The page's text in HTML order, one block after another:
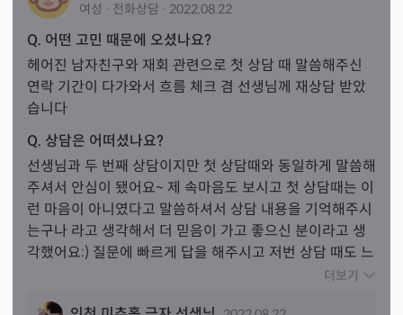
여성 · 전화상담 · 2022.08.22
Q. 어떤 고민 때문에 오셨나요?
헤어진 남자친구와 재회 관련으로 첫 상담 때 말씀해주신
연락 기간이 다가와서 흐름 체크 겸 선생님께 재상담 받았
습니다
Q. 상담은 어떠셨나요?
선생님과 두 번째 상담이지만 첫 상담때와 동일하게 말씀해
주셔서 안심이 됐어요~ 제 속마음도 보시고 첫 상담때는 이
런 마음이 아니였다고 말씀하셔서 상담 내용을 기억해주시
는구나 라고 생각해서 더 믿음이 가고 좋으신 분이라고 생
각했어요:) 질문에 빠르게 답을 해주시고 저번 상담 때도 느
꼈지만 선생님의 의견을 일절 없으시고 카드 그대로 카드
더보기